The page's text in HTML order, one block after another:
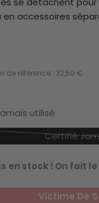
accessoires
de référence : 32,50 €
utilisé
Certifié
en stock ! On fait
Victime De